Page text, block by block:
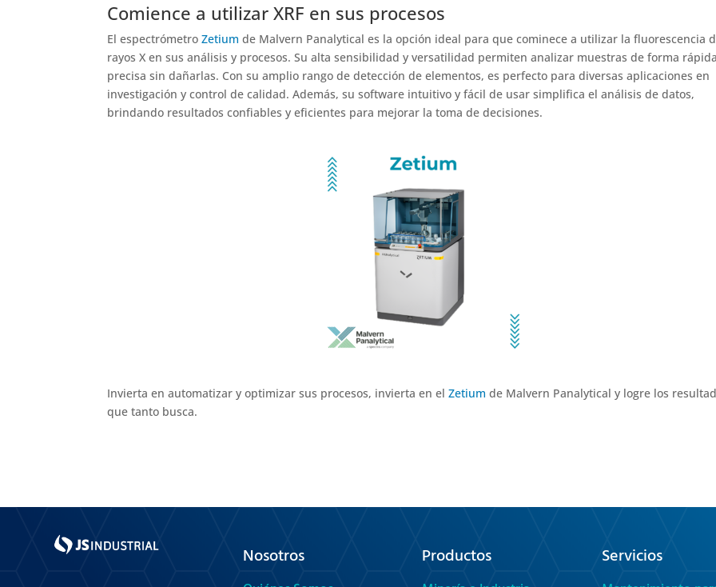
Comience a utilizar XRF en sus procesos
El espectrómetroZetium de Malvern Panalytical es la opción ideal para que cominece a utilizar la fluorescencia
rayos X en sus análisis y procesos. Su alta sensibilidad y versatilidad permiten analizar muestras de forma
precisa sin dañarlas. Con su amplio rango de detección de elementos, es perfecto para diversas aplicaciones en
investigación y control de calidad. Además, su software intuitivo y fácil de usar simplifica el análisis de datos,
brindando resultados confiables y eficientes para mejorar la toma de decisiones.
Invierta en automatizar y optimizar sus procesos, invierta en elZetium de Malvern Panalytical y logre los
que tanto busca.
Nosotros Productos Servicios